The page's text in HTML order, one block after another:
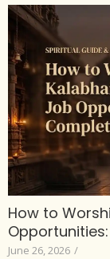
How to
June 26, 2026 /